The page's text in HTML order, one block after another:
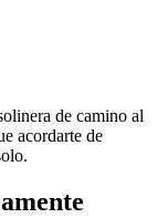
de camino al
acordarte de